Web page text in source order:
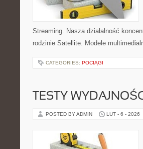
Streaming. Nasza działalność
rodzinie Satellite. Modele
CATEGORIES: POCIĄGI
TESTY
POSTED BY ADMIN LUT - 6 - 2026